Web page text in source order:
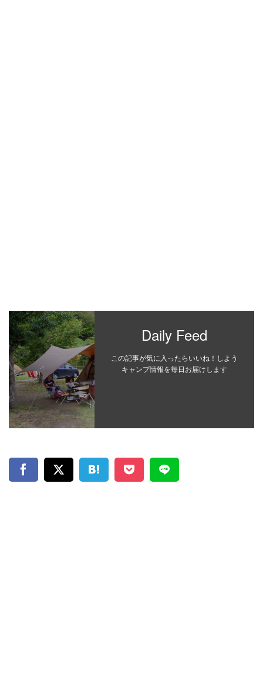
Daily Feed
この記事が気に入ったらいいね！しよう
キャンプ情報を毎日お届けします